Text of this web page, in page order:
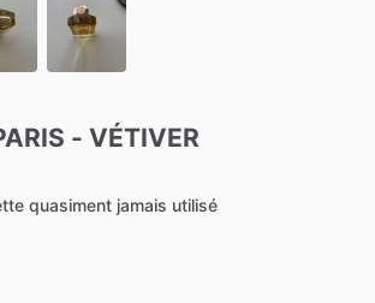
- VÉTIVER
quasiment jamais utilisé